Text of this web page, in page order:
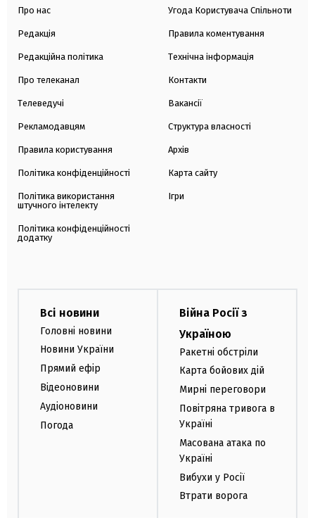
Про нас
Редакція
Редакційна політика
Про телеканал
Телеведучі
Рекламодавцям
Правила користування
Політика конфіденційності
Політика використання
штучного інтелекту
Політика конфіденційності
додатку
Угода Користувача Спільноти
Правила коментування
Технічна інформація
Контакти
Вакансії
Структура власності
Архів
Карта сайту
Ігри
Всі новини
Головні новини
Новини України
Прямий ефір
Відеоновини
Аудіоновини
Погода
Війна Росії з
Україною
Ракетні обстріли
Карта бойових дій
Мирні переговори
Повітряна тривога в
Україні
Масована атака по
Україні
Вибухи у Росії
Втрати ворога